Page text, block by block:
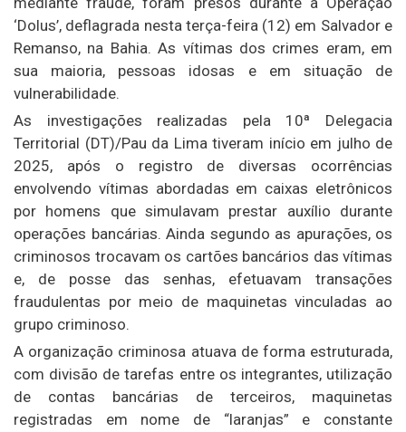
‘Dolus’, deflagrada nesta terça-feira (12) em Salvador e
Remanso, na Bahia. As vítimas dos crimes eram, em
sua maioria, pessoas idosas e em situação de
vulnerabilidade.
As investigações realizadas pela 10ª Delegacia
Territorial (DT)/Pau da Lima tiveram início em julho de
2025, após o registro de diversas ocorrências
envolvendo vítimas abordadas em caixas eletrônicos
por homens que simulavam prestar auxílio durante
operações bancárias. Ainda segundo as apurações, os
criminosos trocavam os cartões bancários das vítimas
e, de posse das senhas, efetuavam transações
fraudulentas por meio de maquinetas vinculadas ao
grupo criminoso.
A organização criminosa atuava de forma estruturada,
com divisão de tarefas entre os integrantes, utilização
de contas bancárias de terceiros, maquinetas
registradas em nome de “laranjas” e constante